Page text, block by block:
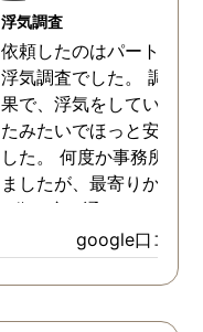
浮気調査
依頼したのはパートナー
浮気調査でした。 調査
果で、浮気をしていなか
たみたいでほっと安心し
した。 何度か事務所に
ましたが、最寄りから徒
3分程度で通いやすかっ
google口コミ